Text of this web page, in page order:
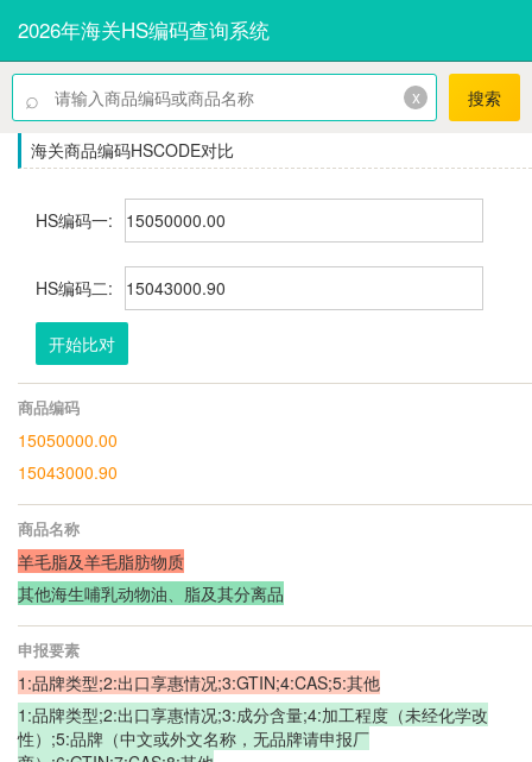
2026年海关HS编码查询系统
⌕ x 搜索
海关商品编码HSCODE对比
HS编码一:
HS编码二:
开始比对
商品编码
15050000.00
15043000.90
商品名称
羊毛脂及羊毛脂肪物质
其他海生哺乳动物油、脂及其分离品
申报要素
1:品牌类型;2:出口享惠情况;3:GTIN;4:CAS;5:其他
1:品牌类型;2:出口享惠情况;3:成分含量;4:加工程度（未经化学改
性）;5:品牌（中文或外文名称，无品牌请申报厂